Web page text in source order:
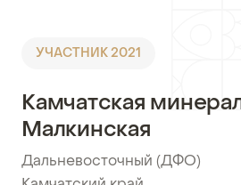
УЧАСТНИК 2021
Камчатская
Малкинская
Дальневосточный (ДФО)